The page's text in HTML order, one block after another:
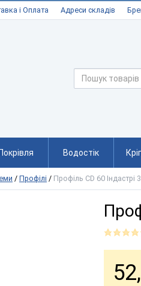
і Оплата Адреси складів
Покрівля Водостік
/ Профілі / Профіль CD 60 Індастрі